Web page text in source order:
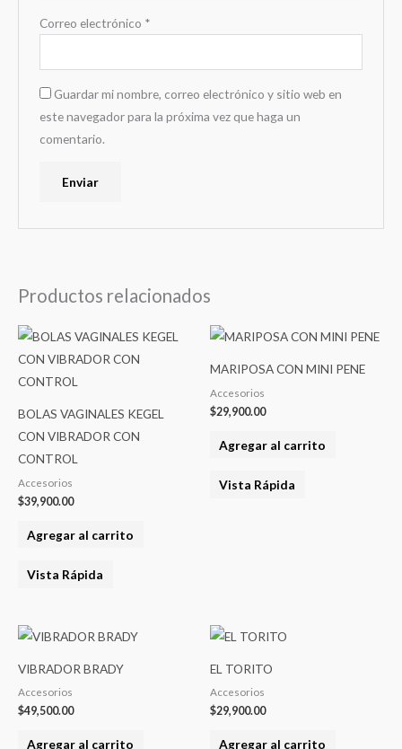
Correo electrónico *
Guardar mi nombre, correo electrónico y sitio web en
este navegador para la próxima vez que haga un
comentario.
Productos relacionados
BOLAS VAGINALES KEGEL
CON VIBRADOR CON
CONTROL
Accesorios
$39,900.00
Agregar al carrito
Vista Rápida
MARIPOSA CON MINI PENE
Accesorios
$29,900.00
Agregar al carrito
Vista Rápida
VIBRADOR BRADY
Accesorios
$49,500.00
Agregar al carrito
EL TORITO
Accesorios
$29,900.00
Agregar al carrito